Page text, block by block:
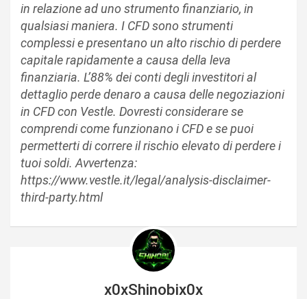
in relazione ad uno strumento finanziario, in
qualsiasi maniera. I CFD sono strumenti
complessi e presentano un alto rischio di perdere
capitale rapidamente a causa della leva
finanziaria. L’88% dei conti degli investitori al
dettaglio perde denaro a causa delle negoziazioni
in CFD con Vestle. Dovresti considerare se
comprendi come funzionano i CFD e se puoi
permetterti di correre il rischio elevato di perdere i
tuoi soldi. Avvertenza:
https://www.vestle.it/legal/analysis-disclaimer-
third-party.html
x0xShinobix0x